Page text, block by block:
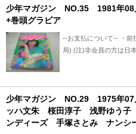
用、日・祭日かかる場
配送状況確認できます
後、5日間保管していま
ものとご理解/ご了承の
跡番号あり+保証なし+
・クロネコ便 送料は地
に送料記載あり) ※曜
+クロネコ営業所留め
平日のみ、 クロネコ
用、日・祭日かかる場
追跡番号は発送前にお知
少年マガジン NO.35 1981年08
+巻頭グラビア
--お支払について-- ・前
局) (注)非会員の方は日
決済利用出来ないと思
「振込み」または「代
て-- 中古品ですので痛
ものとご理解/ご了承の
--送料について-- ・レ
り+保証なし+ポスト投
少年マガジン NO.29 1975年
ッハ文朱 桜田淳子 浅野ゆう
ンディーズ 手塚さとみ ナンシ